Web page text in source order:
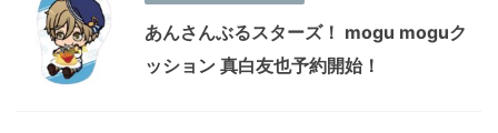
あんさんぶるスターズ！ mogu moguク
ッション 真白友也予約開始！